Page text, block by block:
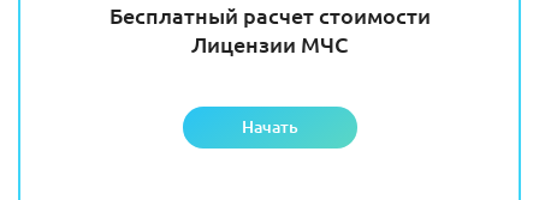
Бесплатный расчет стоимости
Лицензии МЧС
Начать